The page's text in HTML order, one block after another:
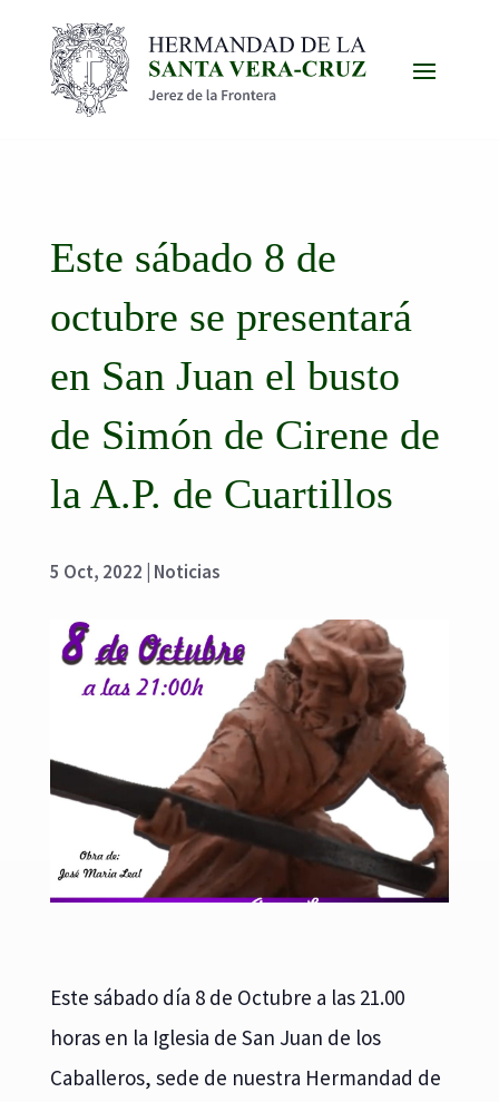
Este sábado 8 de
octubre se presentará
en San Juan el busto
de Simón de Cirene de
la A.P. de Cuartillos
5 Oct, 2022 Noticias
Este sábado día 8 de Octubre a las 21.00
horas en la Iglesia de San Juan de los
Caballeros, sede de nuestra Hermandad de